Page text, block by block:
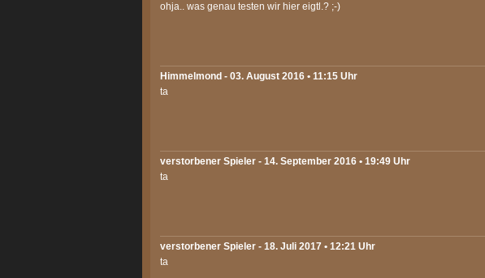
ohja.. was genau testen wir hier eigtl.? ;-)
Himmelmond - 03. August 2016 • 11:15 Uhr
ta
verstorbener Spieler - 14. September 2016 • 19:49 Uhr
ta
verstorbener Spieler - 18. Juli 2017 • 12:21 Uhr
ta